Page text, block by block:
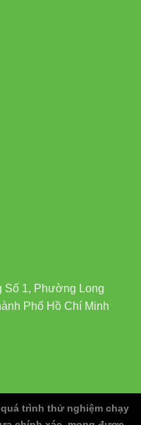
1, Phường Long
Phố Hồ Chí Minh
trình thử nghiệm chạy